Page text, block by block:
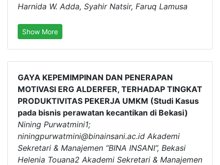
Harnida W. Adda, Syahir Natsir, Faruq Lamusa
Show More
GAYA KEPEMIMPINAN DAN PENERAPAN
MOTIVASI ERG ALDERFER, TERHADAP TINGKAT
PRODUKTIVITAS PEKERJA UMKM (Studi Kasus
pada bisnis perawatan kecantikan di Bekasi)
Nining Purwatmini1;
niningpurwatmini@binainsani.ac.id Akademi
Sekretari & Manajemen “BINA INSANI”, Bekasi
Helenia Touana2 Akademi Sekretari & Manajemen